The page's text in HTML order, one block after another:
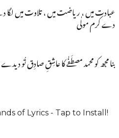
عبادت میں ، ریاضت میں ، تلاوت میں
دے کرم مولٰی
بنا مجھ کو محمد مصطَفٰے کا عاشِقِ صادِق تُو
of Lyrics - Tap to Install!